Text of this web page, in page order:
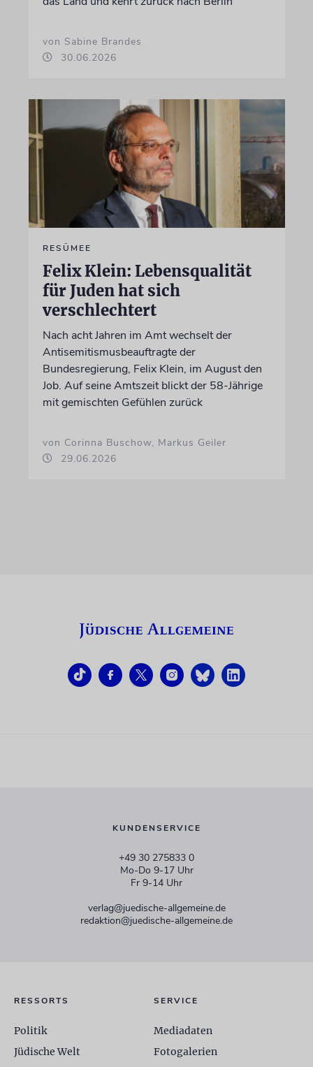
von Sabine Brandes
30.06.2026
RESÜMEE
Felix Klein: Lebensqualität
für Juden hat sich
verschlechtert
Nach acht Jahren im Amt wechselt der
Antisemitismusbeauftragte der
Bundesregierung, Felix Klein, im August den
Job. Auf seine Amtszeit blickt der 58-Jährige
mit gemischten Gefühlen zurück
von Corinna Buschow, Markus Geiler
29.06.2026
KUNDENSERVICE
+49 30 275833 0
Mo-Do 9-17 Uhr
Fr 9-14 Uhr
verlag@juedische-allgemeine.de
redaktion@juedische-allgemeine.de
RESSORTS
Politik
Jüdische Welt
SERVICE
Mediadaten
Fotogalerien